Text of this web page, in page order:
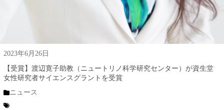
2023年6月26日
【受賞】渡辺寛子助教（ニュートリノ科学研究センター）が資生堂
女性研究者サイエンスグラントを受賞
ニュース